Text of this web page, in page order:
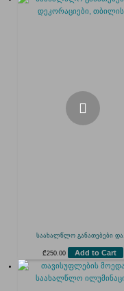
საახალწლო განათებები
₾250.00 Add to Cart